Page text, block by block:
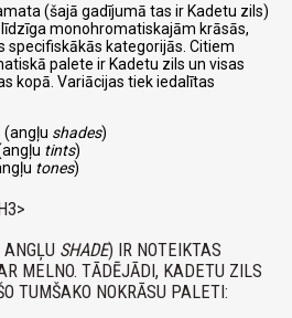
(šajā gadījumā tas ir Kadetu zils)
monohromatiskajām krāsās,
specifiskākās kategorijās. Citiem
palete ir Kadetu zils un visas
kopā. Variācijas tiek iedalītas
(angļu shades)
tints)
tones)
SHADE) IR NOTEIKTAS
MELNO. TĀDĒJĀDI, KADETU ZILS
TUMŠAKO NOKRĀSU PALETI: